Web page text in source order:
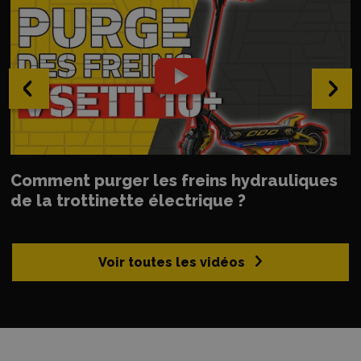
Voir toutes les vidéos
Comment purger les freins hydrauliques
de la trottinette électrique ?
‹ ›